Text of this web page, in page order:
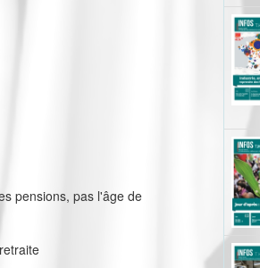
pensions, pas l'âge de